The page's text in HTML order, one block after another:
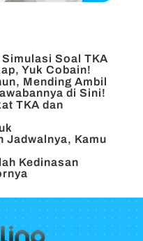
Soal TKA
Yuk Cobain!
Mending Ambil
di Sini!
TKA dan
Jadwalnya, Kamu
Kedinasan